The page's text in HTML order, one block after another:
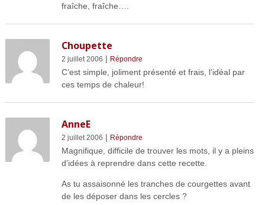
fraîche, fraîche….
Choupette
2 juillet 2006 | Répondre
C’est simple, joliment présenté et frais, l’idéal par
ces temps de chaleur!
AnneE
2 juillet 2006 | Répondre
Magnifique, difficile de trouver les mots, il y a pleins
d’idées à reprendre dans cette recette.
As tu assaisonné les tranches de courgettes avant
de les déposer dans les cercles ?